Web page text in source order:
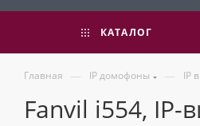
КАТАЛОГ
Главная — IP домофоны — IP
Fanvil i554, IP-